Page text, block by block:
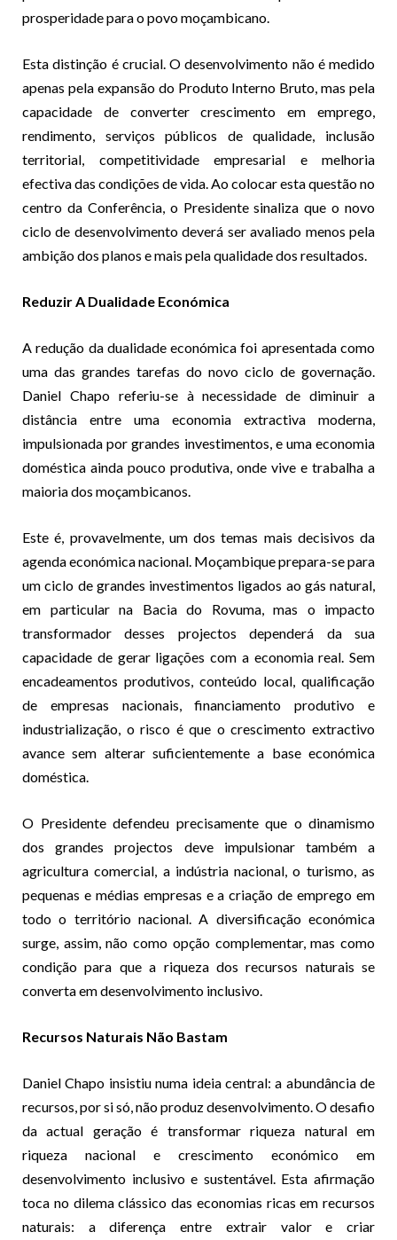
prosperidade para o povo moçambicano.
Esta distinção é crucial. O desenvolvimento não é medido
apenas pela expansão do Produto Interno Bruto, mas pela
capacidade de converter crescimento em emprego,
rendimento, serviços públicos de qualidade, inclusão
territorial, competitividade empresarial e melhoria
efectiva das condições de vida. Ao colocar esta questão no
centro da Conferência, o Presidente sinaliza que o novo
ciclo de desenvolvimento deverá ser avaliado menos pela
ambição dos planos e mais pela qualidade dos resultados.
Reduzir A Dualidade Económica
A redução da dualidade económica foi apresentada como
uma das grandes tarefas do novo ciclo de governação.
Daniel Chapo referiu-se à necessidade de diminuir a
distância entre uma economia extractiva moderna,
impulsionada por grandes investimentos, e uma economia
doméstica ainda pouco produtiva, onde vive e trabalha a
maioria dos moçambicanos.
Este é, provavelmente, um dos temas mais decisivos da
agenda económica nacional. Moçambique prepara-se para
um ciclo de grandes investimentos ligados ao gás natural,
em particular na Bacia do Rovuma, mas o impacto
transformador desses projectos dependerá da sua
capacidade de gerar ligações com a economia real. Sem
encadeamentos produtivos, conteúdo local, qualificação
de empresas nacionais, financiamento produtivo e
industrialização, o risco é que o crescimento extractivo
avance sem alterar suficientemente a base económica
doméstica.
O Presidente defendeu precisamente que o dinamismo
dos grandes projectos deve impulsionar também a
agricultura comercial, a indústria nacional, o turismo, as
pequenas e médias empresas e a criação de emprego em
todo o território nacional. A diversificação económica
surge, assim, não como opção complementar, mas como
condição para que a riqueza dos recursos naturais se
converta em desenvolvimento inclusivo.
Recursos Naturais Não Bastam
Daniel Chapo insistiu numa ideia central: a abundância de
recursos, por si só, não produz desenvolvimento. O desafio
da actual geração é transformar riqueza natural em
riqueza nacional e crescimento económico em
desenvolvimento inclusivo e sustentável. Esta afirmação
toca no dilema clássico das economias ricas em recursos
naturais: a diferença entre extrair valor e criar